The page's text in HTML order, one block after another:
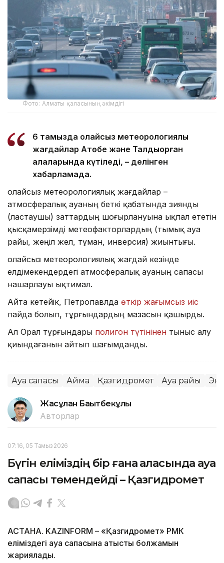
Фото: Алматы қаласының әкімдігі
6 тамызда қолайсыз метеорологиялық
жағдайлар Ақтөбе және Талдықорған
қалаларында күтіледі, – делінген
хабарламада.
Қолайсыз метеорологиялық жағдайлар –
атмосфералық ауаның беткі қабатында зиянды
(ластаушы) заттардың шоғырлануына ықпал ететін
қысқамерзімді метеофакторлардың (тымық ауа
райы, жеңіл жел, тұман, инверсия) жиынтығы.
Қолайсыз метеорологиялық жағдай кезінде
елдімекендердегі атмосфералық ауаның сапасы
нашарлауы ықтимал.
Айта кетейік, Петропавлда өткір жағымсыз иіс
пайда болып, тұрғындардың мазасын қашырды.
Ал Орал тұрғындары полигон түтінінен тыныс алу
қиындағанын айтып шағымданды.
Ауа сапасы Аймақ Қазгидромет Ауа райы
Жасұлан Бақытбекұлы
Авторлар
07:16, 05 Тамыз 2026
Бүгін еліміздің бір ғана қаласында ауа
сапасы төмендейді – Қазгидромет
АСТАНА. KAZINFORM – «Қазгидромет» РМК
еліміздегі ауа сапасына қатысты болжамын
жариялады.